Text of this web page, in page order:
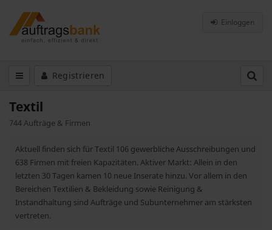
Einloggen
Registrieren
Textil
744 Aufträge & Firmen
Aktuell finden sich für Textil 106 gewerbliche Ausschreibungen und
638 Firmen mit freien Kapazitäten. Aktiver Markt: Allein in den
letzten 30 Tagen kamen 10 neue Inserate hinzu. Vor allem in den
Bereichen Textilien & Bekleidung sowie Reinigung &
Instandhaltung sind Aufträge und Subunternehmer am stärksten
vertreten.